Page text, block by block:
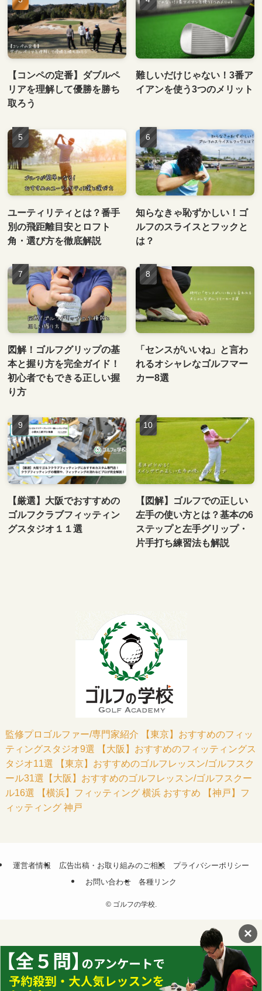
【コンペの定番】ダブルペ
リアを理解して優勝を勝ち
取ろう
難しいだけじゃない！3番ア
イアンを使う3つのメリット
ユーティリティとは？番手
別の飛距離目安とロフト
角・選び方を徹底解説
知らなきゃ恥ずかしい！ゴ
ルフのスライスとフックと
は？
図解！ゴルフグリップの基
本と握り方を完全ガイド！
初心者でもできる正しい握
り方
「センスがいいね」と言わ
れるオシャレなゴルフマー
カー8選
【厳選】大阪でおすすめの
ゴルフクラブフィッティン
グスタジオ１１選
【図解】ゴルフでの正しい
左手の使い方とは？基本の6
ステップと左手グリップ・
片手打ち練習法も解説
監修プロゴルファー/専門家紹介
【東京】おすすめのフィッ
ティングスタジオ9選
【大阪】おすすめのフィッティングス
タジオ11選
【東京】おすすめのゴルフレッスン/ゴルフスク
ール31選 【大阪】おすすめのゴルフレッスン/ゴルフスクー
ル16選
【横浜】フィッティング 横浜 おすすめ
【神戸】フ
ィッティング 神戸
運営者情報 広告出稿・お取り組みのご相談
プライバシーポリシー
お問い合わせ
各種リンク
©ゴルフの学校.
×